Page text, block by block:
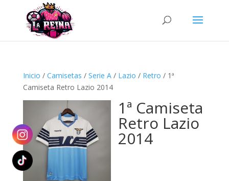
Búsqueda
productos
Inicio / Camisetas / Serie A/ Lazio / Retro / 1ª
Camiseta Retro Lazio 2014
1ª Camiseta
Retro Lazio
2014